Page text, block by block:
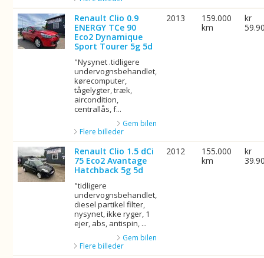
Renault Clio 0.9
ENERGY TCe 90
Eco2 Dynamique
Sport Tourer 5g 5d
"Nysynet .tidligere
undervognsbehandlet,
kørecomputer,
tågelygter, træk,
aircondition,
centrallås, f...
Gem bilen
Flere billeder
2013
159.000
km
kr
Renault Clio 1.5 dCi
75 Eco2 Avantage
Hatchback 5g 5d
"tidligere
undervognsbehandlet,
diesel partikel filter,
nysynet, ikke ryger, 1
ejer, abs, antispin, ...
Gem bilen
Flere billeder
2012
155.000
km
kr